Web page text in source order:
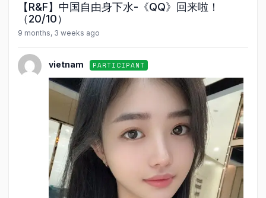
【R&F】中国自由身下水-《QQ》回来啦！
（20/10）
9 months, 3 weeks ago
vietnam PARTICIPANT